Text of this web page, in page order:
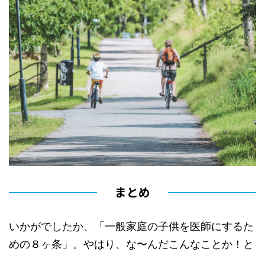
まとめ
いかがでしたか、「一般家庭の子供を医師にするた
めの８ヶ条」。やはり、な〜んだこんなことか！と